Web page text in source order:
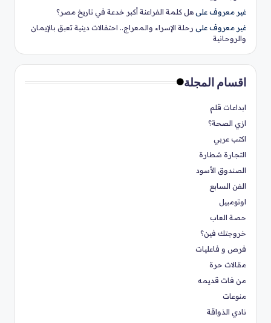
غير معروف على هل كلمة الفراعنة أكبر خدعة في تاريخ مصر؟
غير معروف على رحلة الإسراء والمعراج.. احتفالات دينية تعبق بالإيمان
والروحانية
اقسام المجلة
ابداعات قلم
ازي الصحة؟
اكتب عربي
التجارة شطارة
الصندوق الأسود
الفن السابع
اوتومبيل
حصة العاب
خروجتك فين؟
فرص و فاعليات
مقالات حرة
من فات قديمه
منوعات
نادي الذواقة